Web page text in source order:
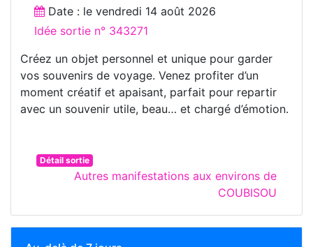
Date : le vendredi 14 août 2026
Idée sortie n° 343271
Créez un objet personnel et unique pour garder
vos souvenirs de voyage. Venez profiter d’un
moment créatif et apaisant, parfait pour repartir
avec un souvenir utile, beau… et chargé d’émotion.
Détail sortie
Autres manifestations aux environs de
COUBISOU